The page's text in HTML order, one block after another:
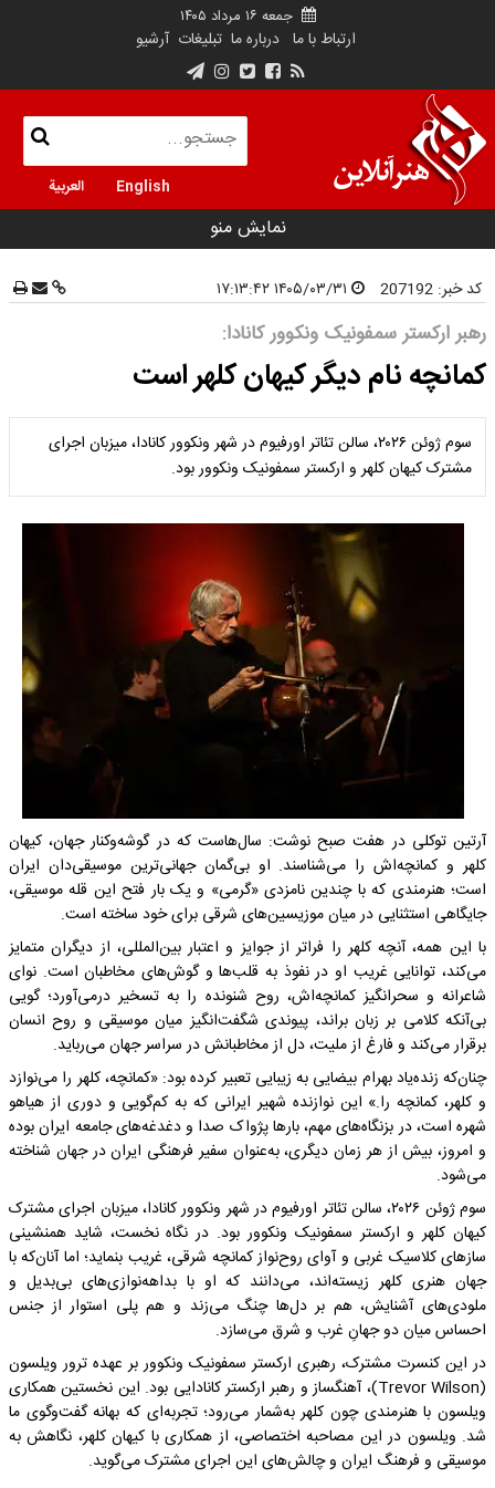
جمعه ۱۶ مرداد ۱۴۰۵
ارتباط با ما درباره ما تبلیغات آرشیو
English العربية
نمایش منو
کد خبر: 207192
رهبر ارکستر سمفونیک ونکوور کانادا:
کمانچه نام دیگر کیهان کلهر است
سوم ژوئن ۲۰۲۶، سالن تئاتر اورفیوم در شهر ونکوور کانادا، میزبان اجرای
مشترک کیهان کلهر و ارکستر سمفونیک ونکوور بود.
آرتین توکلی در هفت صبح نوشت: سال‌هاست که در گوشه‌وکنار جهان، کیهان
کلهر و کمانچه‌اش را می‌شناسند. او بی‌گمان جهانی‌ترین موسیقی‌دان ایران
است؛ هنرمندی که با چندین نامزدی «گرمی» و یک بار فتح این قله‌ موسیقی،
جایگاهی استثنایی در میان موزیسین‌های شرقی برای خود ساخته است.
با این ‌همه، آنچه کلهر را فراتر از جوایز و اعتبار بین‌المللی، از دیگران متمایز
می‌کند، توانایی غریب او در نفوذ به قلب‌ها و گوش‌های مخاطبان است. نوای
شاعرانه و سحرانگیز کمانچه‌اش، روح شنونده را به تسخیر درمی‌آورد؛ گویی
بی‌آنکه کلامی بر زبان براند، پیوندی شگفت‌انگیز میان موسیقی و روح انسان
برقرار می‌کند و فارغ از ملیت، دل از مخاطبانش در سراسر جهان می‌رباید.
چنان‌که زنده‌یاد بهرام بیضایی به زیبایی تعبیر کرده بود: «کمانچه، کلهر را می‌نوازد
و کلهر، کمانچه را.» این نوازنده شهیر ایرانی که به کم‌گویی و دوری از هیاهو
شهره است، در بزنگاه‌های مهم، بارها پژواک صدا و دغدغه‌های جامعه ایران بوده
و امروز، بیش از هر زمان دیگری، به‌عنوان سفیر فرهنگی ایران در جهان شناخته
می‌شود.
سوم ژوئن ۲۰۲۶، سالن تئاتر اورفیوم در شهر ونکوور کانادا، میزبان اجرای مشترک
کیهان کلهر و ارکستر سمفونیک ونکوور بود. در نگاه نخست، شاید همنشینی
سازهای کلاسیک غربی و آوای روح‌نواز کمانچه شرقی، غریب بنماید؛ اما آنان‌که با
جهان هنری کلهر زیسته‌اند، می‌دانند که او با بداهه‌نوازی‌های بی‌بدیل و
ملودی‌های آشنایش، هم بر دل‌ها چنگ می‌زند و هم پلی استوار از جنس
احساس میان دو جهانِ غرب و شرق می‌سازد.
در این کنسرت مشترک، رهبری ارکستر سمفونیک ونکوور بر عهده ترور ویلسون
(Trevor Wilson)، آهنگساز و رهبر ارکستر کانادایی بود. این نخستین همکاری
ویلسون با هنرمندی چون کلهر به‌شمار می‌رود؛ تجربه‌ای که بهانه‌ گفت‌وگوی ما
شد. ویلسون در این مصاحبه‌ اختصاصی، از همکاری با کیهان کلهر، نگاهش به
موسیقی و فرهنگ ایران و چالش‌های این اجرای مشترک می‌گوید.